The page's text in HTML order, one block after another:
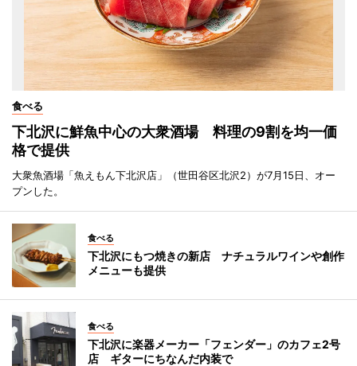
食べる
下北沢に鮮魚中心の大衆酒場 料理の9割を均一価
格で提供
大衆魚酒場「魚えもん下北沢店」（世田谷区北沢2）が7月15日、オー
プンした。
食べる
下北沢にもつ焼きの新店 ナチュラルワインや創作
メニューも提供
食べる
下北沢に楽器メーカー「フェンダー」のカフェ2号
店 ギターにちなんだ内装で